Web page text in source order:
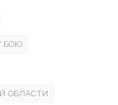
БОЮ
ОБЛАСТИ